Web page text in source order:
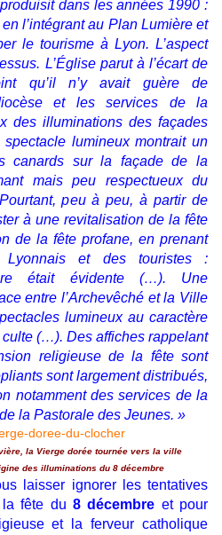
dans les années 1990 :
l’intégrant au Plan Lumière et
le tourisme à Lyon. L’aspect
L’Église parut à l’écart de
qu’il n’y avait guère de
et les services de la
des illuminations des façades
lumineux montrait un
canards sur la façade de la
mais peu respectueux du
peu à peu, à partir de
à une revitalisation de la fête
de la fête profane, en prenant
Lyonnais et des touristes :
était évidente (…). Une
entre l’Archevêché et la Ville
lumineux au caractère
(…). Des affiches rappelant
religieuse de la fête sont
sont largement distribués,
notamment des services de la
la Pastorale des Jeunes. »
la Vierge dorée tournée vers la ville
des illuminations du 8 décembre
laisser ignorer les tentatives
la fête du 8 décembre et pour
et la ferveur catholique